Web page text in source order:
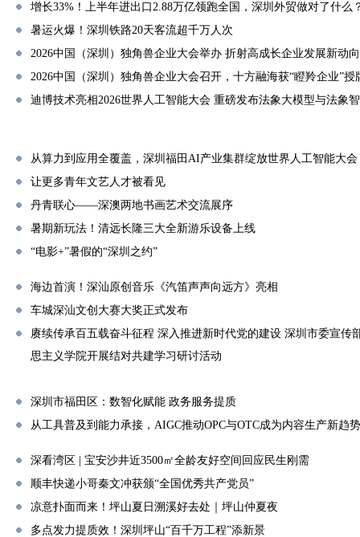
增长33%！上半年进出口2.88万亿领跑全国，深圳外贸做对了什么
暑运火爆！深圳铁路20天客流超千万人次
2026中国（深圳）独角兽企业大会举办 折射高成长企业发展新动向
2026中国（深圳）独角兽企业大会召开，十方融海获“瞪羚企业”授
迪博技术亮相2026世界人工智能大会 重磅发布法象大模型与法象
从算力到应用全覆盖，深圳福田AI产业集群绽放世界人工智能大会
让更多青年文艺人才被看见
丹青联心——深澳两地书画艺术交流展序
暑期新玩法！清远长隆三大全新游乐设备上线
“电影+”暑假的“深圳之约”
海边首演！深汕原创音乐《汽笛声声向远方》亮相
车城深汕文创大赛大奖正式发布
赓续传承百五载奋斗征程 深入推进新时代党的建设 深圳市委宣传
思主义学院开展结对共建学习研讨活动
深圳市福田区：数智化赋能 政务服务提质
从工具普及到能力承接，AIGC推动OPC与OTC成为内容生产新趋势
深看湾区 | 宝安沙井近3500㎡全龄友好空间回应民生刚需
顺丰快递小哥秦文冲获颁“全国优秀共产党员”
凉意扑面而来！坪山夏日溯溪好去处｜坪山仲夏夜
多点发力提质效！深圳坪山“百千万工程”添新景